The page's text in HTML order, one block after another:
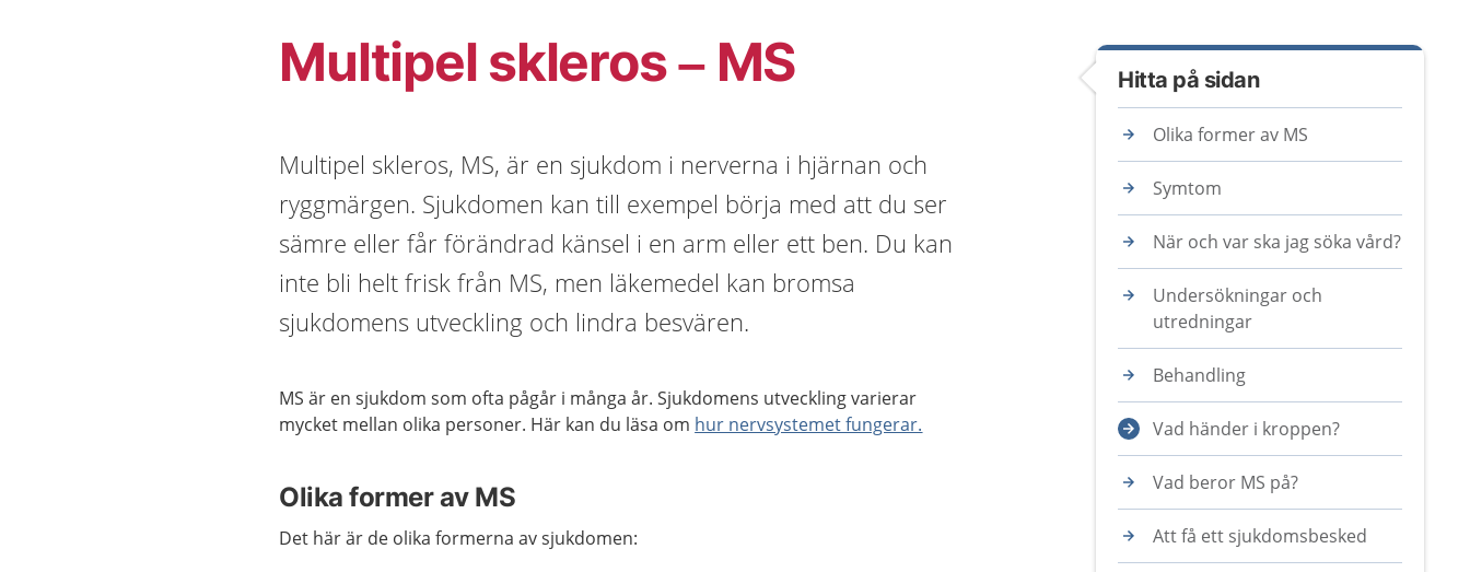
Multipel skleros – MS
Multipel skleros, MS, är en sjukdom i nerverna i hjärnan och
ryggmärgen. Sjukdomen kan till exempel börja med att du ser
sämre eller får förändrad känsel i en arm eller ett ben. Du kan
inte bli helt frisk från MS, men läkemedel kan bromsa
sjukdomens utveckling och lindra besvären.
MS är en sjukdom som ofta pågår i många år. Sjukdomens utveckling varierar
mycket mellan olika personer. Här kan du läsa om hur nervsystemet fungerar.
Olika former av MS
Det här är de olika formerna av sjukdomen:
Hitta på sidan
Olika former av MS
Symtom
När och var ska jag söka vård?
Undersökningar och
utredningar
Behandling
Vad händer i kroppen?
Vad beror MS på?
Att få ett sjukdomsbesked